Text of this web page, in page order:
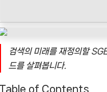
검색의 미래를 재정의할
드를 살펴봅니다.
Table of Contents